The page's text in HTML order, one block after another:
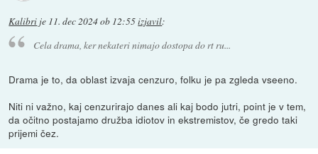
Kalibri je 11. dec 2024 ob 12:55izjavil:
Cela drama, ker nekateri nimajo dostopa do rt ru...
Drama je to, da oblast izvaja cenzuro, folku je pa zgleda vseeno.
Niti ni važno, kaj cenzurirajo danes ali kaj bodo jutri, point je v tem,
da očitno postajamo družba idiotov in ekstremistov, če gredo taki
prijemi čez.